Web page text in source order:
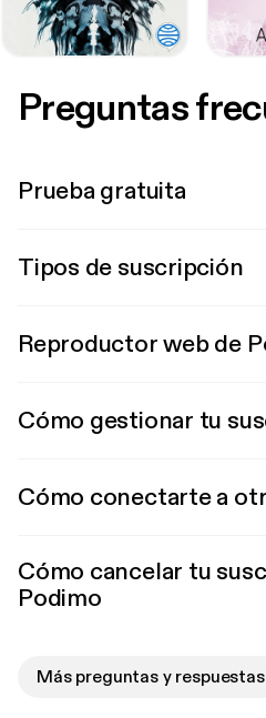
Preguntas
Prueba gratuita
Tipos de suscripción
Reproductor web de
Cómo gestionar tu
Cómo conectarte a
Cómo cancelar tu
Podimo
Más preguntas y respuestas